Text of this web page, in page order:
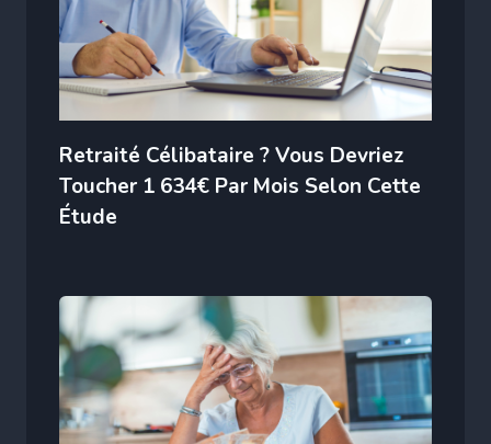
Retraité Célibataire ? Vous Devriez
Toucher 1 634€ Par Mois Selon Cette
Étude